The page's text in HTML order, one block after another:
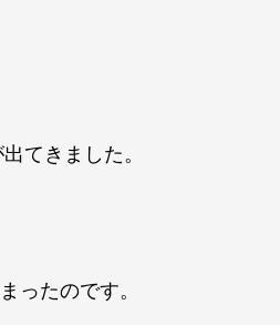
てきました。
ったのです。